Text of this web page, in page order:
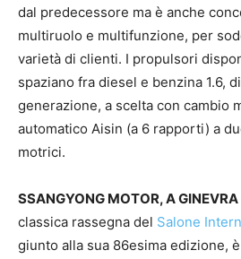
dal predecessore ma è anche
multiruolo e multifunzione, per
varietà di clienti. I propulsori
spaziano fra diesel e benzina 1.6,
generazione, a scelta con cambio
automatico Aisin (a 6 rapporti) a
motrici.
SSANGYONG MOTOR, A GINEVRA
classica rassegna del Salone
giunto alla sua 86esima edizione,